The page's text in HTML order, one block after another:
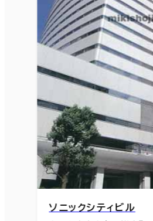
ソニックシティビル